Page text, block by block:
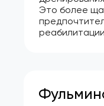
Это более